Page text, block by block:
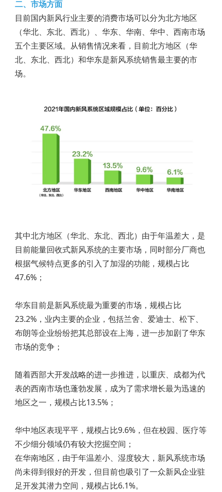
二、市场方面
目前国内新风行业主要的消费市场可以分为北方地区
（华北、东北、西北）、华东、华南、华中、西南市场
五个主要区域。从销售情况来看，目前北方地区（华
北、东北、西北）和华东是新风系统销售最主要的市
场。
其中北方地区（华北、东北、西北）由于年温差大，是
目前能量回收式新风系统的主要市场，同时部分厂商也
根据气候特点更多的引入了加湿的功能，规模占比
47.6%；
华东目前是新风系统最为重要的市场，规模占比
23.2%，业内主要的企业，包括兰舍、爱迪士、松下、
布朗等企业纷纷把其总部设在上海，进一步加剧了华东
市场的竞争；
随着西部大开发战略的进一步推进，以重庆、成都为代
表的西南市场也蓬勃发展，成为了需求增长最为迅速的
地区之一，规模占比13.5%；
华中地区表现平平，规模占比9.6%，但在校园、医疗等
不少细分领域仍有较大挖掘空间；
在华南地区，由于年温差小、湿度较大，新风系统市场
尚未得到很好的开发，但目前也吸引了一众新风企业驻
足开发其潜力空间，规模占比6.1%。